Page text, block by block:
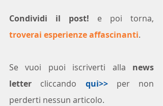
Condividi il post!
troverai esperienze affascinanti.
Se vuoi puoi iscriverti alla news
letter cliccando qui>> per non
perderti nessun articolo.